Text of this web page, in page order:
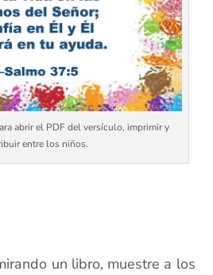
abrir el PDF del versículo, imprimir y
entre los niños.
un libro, muestre a los